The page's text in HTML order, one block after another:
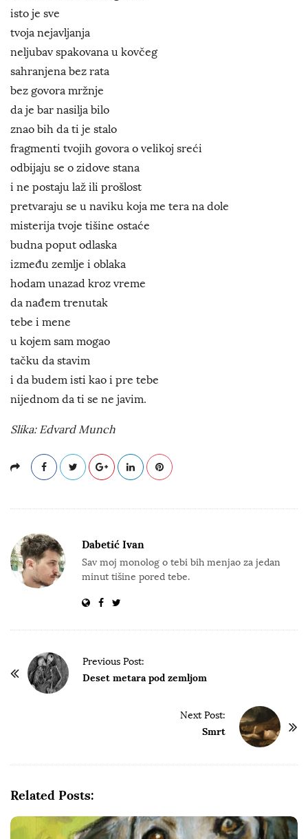
isto je sve
tvoja nejavljanja
neljubav spakovana u kovčeg
sahranjena bez rata
bez govora mržnje
da je bar nasilja bilo
znao bih da ti je stalo
fragmenti tvojih govora o velikoj sreći
odbijaju se o zidove stana
i ne postaju laž ili prošlost
pretvaraju se u naviku koja me tera na dole
misterija tvoje tišine ostaće
budna poput odlaska
između zemlje i oblaka
hodam unazad kroz vreme
da nađem trenutak
tebe i mene
u kojem sam mogao
tačku da stavim
i da budem isti kao i pre tebe
nijednom da ti se ne javim.
Slika: Edvard Munch
Dabetić Ivan
Sav moj monolog o tebi bih menjao za jedan
minut tišine pored tebe.
Previous Post:
Deset metara pod zemljom
Next Post:
Smrt
Related Posts: